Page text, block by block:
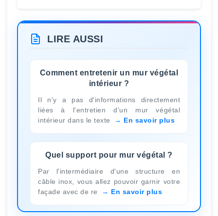
LIRE AUSSI
Comment entretenir un mur végétal
intérieur ?
Il n'y a pas d'informations directement
liées à l'entretien d'un mur végétal
intérieur dans le texte
En savoir plus
Quel support pour mur végétal ?
Par l'intermédiaire d'une structure en
câble inox, vous allez pouvoir garnir votre
façade avec de re
En savoir plus